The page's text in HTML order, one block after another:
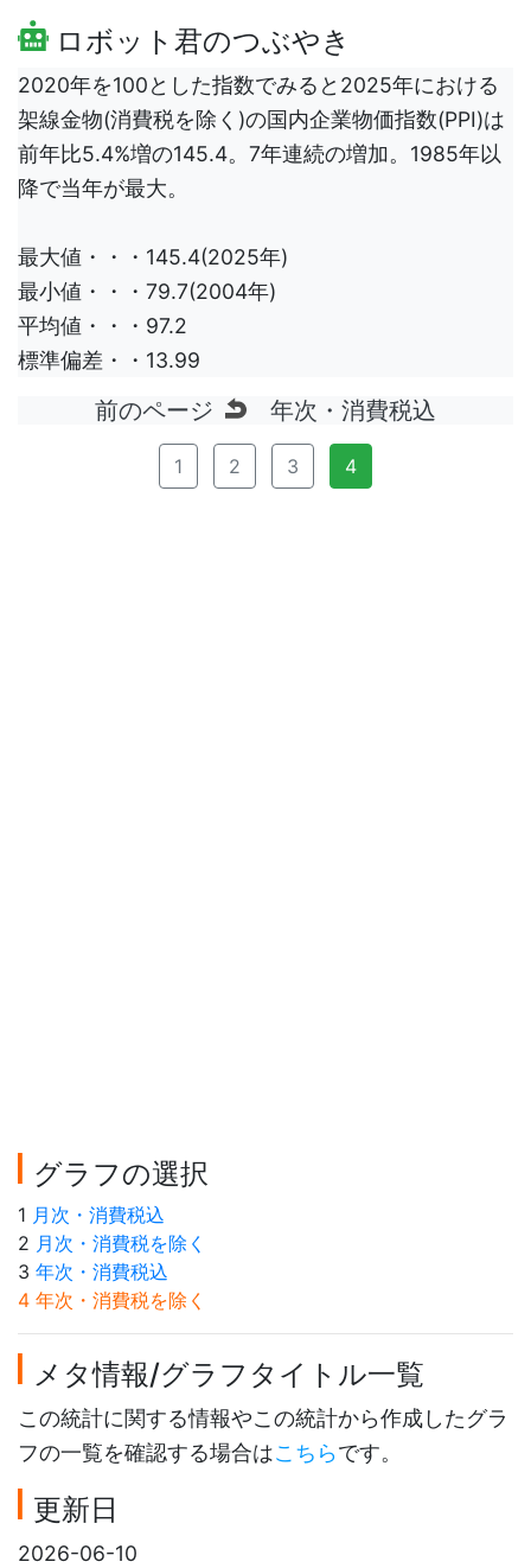
ロボット君のつぶやき
2020年を100とした指数でみると2025年における
架線金物(消費税を除く)の国内企業物価指数(PPI)は
前年比5.4%増の145.4。7年連続の増加。1985年以
降で当年が最大。
最大値・・・145.4(2025年)
最小値・・・79.7(2004年)
平均値・・・97.2
標準偏差・・13.99
前のページ 年次・消費税込
1 2 3 4
グラフの選択
1 月次・消費税込
2 月次・消費税を除く
3 年次・消費税込
4 年次・消費税を除く
メタ情報/グラフタイトル一覧
この統計に関する情報やこの統計から作成したグラ
フの一覧を確認する場合はこちらです。
更新日
2026-06-10